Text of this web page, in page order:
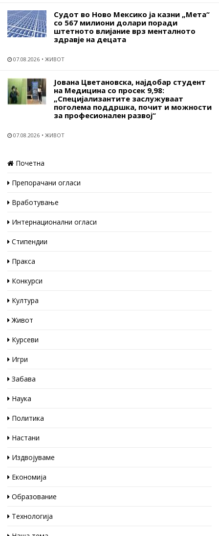
Судот во Ново Мексико ја казни „Мета“
со 567 милиони долари поради
штетното влијание врз менталното
здравје на децата
07.08.2026 ЖИВОТ
Јована Цветановска, најдобар студент
на Медицина со просек 9,98:
„Специјализантите заслужуваат
поголема поддршка, почит и можности
за професионален развој“
07.08.2026 ЖИВОТ
Почетна
Препорачани огласи
Вработување
Интернационални огласи
Стипендии
Пракса
Конкурси
Култура
Живот
Курсеви
Игри
Забава
Наука
Политика
Настани
Издвојуваме
Економија
Образование
Технологија